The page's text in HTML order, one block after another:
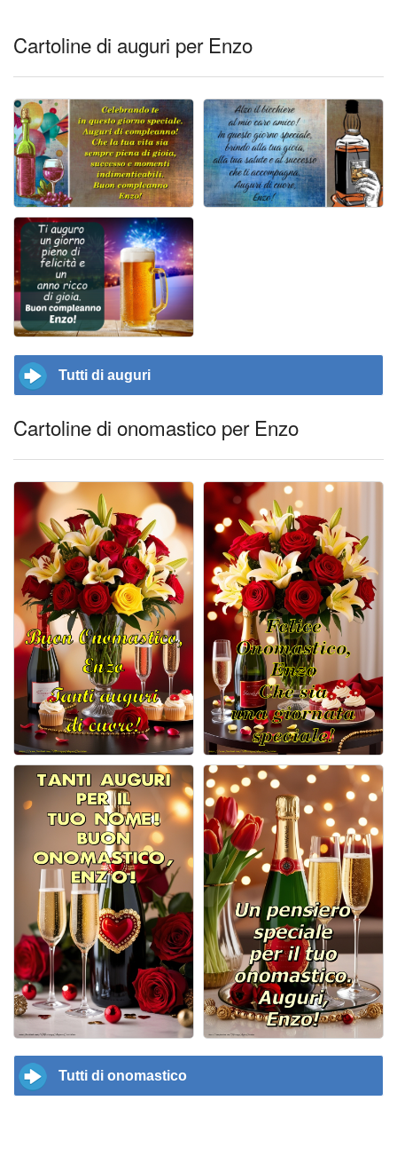
Cartoline di auguri per Enzo
Tutti di auguri
Cartoline di onomastico per Enzo
Tutti di onomastico